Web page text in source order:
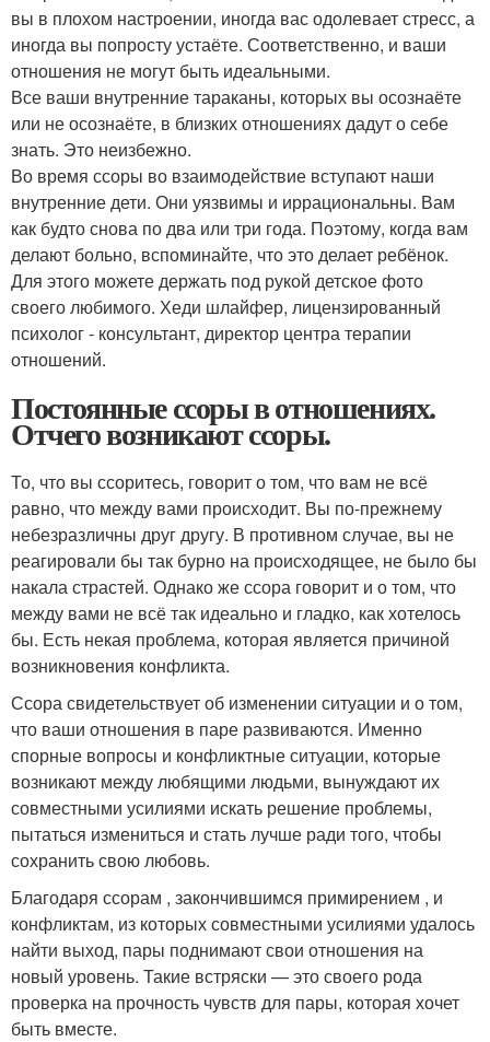
вы в плохом настроении, иногда вас одолевает стресс, а
иногда вы попросту устаёте. Соответственно, и ваши
отношения не могут быть идеальными.
Все ваши внутренние тараканы, которых вы осознаёте
или не осознаёте, в близких отношениях дадут о себе
знать. Это неизбежно.
Во время ссоры во взаимодействие вступают наши
внутренние дети. Они уязвимы и иррациональны. Вам
как будто снова по два или три года. Поэтому, когда вам
делают больно, вспоминайте, что это делает ребёнок.
Для этого можете держать под рукой детское фото
своего любимого. Хеди шлайфер, лицензированный
психолог - консультант, директор центра терапии
отношений.
Постоянные ссоры в отношениях.
Отчего возникают ссоры.
То, что вы ссоритесь, говорит о том, что вам не всё
равно, что между вами происходит. Вы по-прежнему
небезразличны друг другу. В противном случае, вы не
реагировали бы так бурно на происходящее, не было бы
накала страстей. Однако же ссора говорит и о том, что
между вами не всё так идеально и гладко, как хотелось
бы. Есть некая проблема, которая является причиной
возникновения конфликта.
Ссора свидетельствует об изменении ситуации и о том,
что ваши отношения в паре развиваются. Именно
спорные вопросы и конфликтные ситуации, которые
возникают между любящими людьми, вынуждают их
совместными усилиями искать решение проблемы,
пытаться измениться и стать лучше ради того, чтобы
сохранить свою любовь.
Благодаря ссорам , закончившимся примирением , и
конфликтам, из которых совместными усилиями удалось
найти выход, пары поднимают свои отношения на
новый уровень. Такие встряски — это своего рода
проверка на прочность чувств для пары, которая хочет
быть вместе.